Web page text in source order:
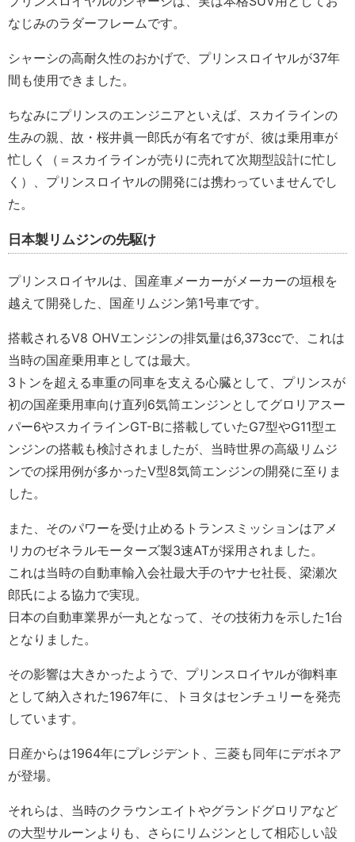
なじみのラダーフレームです。
シャーシの高耐久性のおかげで、プリンスロイヤルが37年
間も使用できました。
ちなみにプリンスのエンジニアといえば、スカイラインの
生みの親、故・桜井眞一郎氏が有名ですが、彼は乗用車が
忙しく（＝スカイラインが売りに売れて次期型設計に忙し
く）、プリンスロイヤルの開発には携わっていませんでし
た。
日本製リムジンの先駆け
プリンスロイヤルは、国産車メーカーがメーカーの垣根を
越えて開発した、国産リムジン第1号車です。
搭載されるV8 OHVエンジンの排気量は6,373ccで、これは
当時の国産乗用車としては最大。
3トンを超える車重の同車を支える心臓として、プリンスが
初の国産乗用車向け直列6気筒エンジンとしてグロリアスー
パー6やスカイラインGT-Bに搭載していたG7型やG11型エ
ンジンの搭載も検討されましたが、当時世界の高級リムジ
ンでの採用例が多かったV型8気筒エンジンの開発に至りま
した。
また、そのパワーを受け止めるトランスミッションはアメ
リカのゼネラルモーターズ製3速ATが採用されました。
これは当時の自動車輸入会社最大手のヤナセ社長、梁瀬次
郎氏による協力で実現。
日本の自動車業界が一丸となって、その技術力を示した1台
となりました。
その影響は大きかったようで、プリンスロイヤルが御料車
として納入された1967年に、トヨタはセンチュリーを発売
しています。
日産からは1964年にプレジデント、三菱も同年にデボネア
が登場。
それらは、当時のクラウンエイトやグランドグロリアなど
の大型サルーンよりも、さらにリムジンとして相応しい設